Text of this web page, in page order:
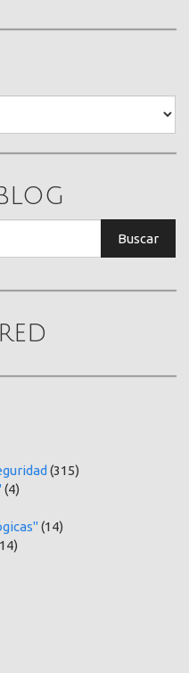
Buscar
(315)
(4)
(14)